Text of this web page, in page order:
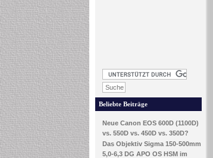
Beliebte Beiträge
Neue Canon EOS 600D (1100D)
vs. 550D vs. 450D vs. 350D?
Das Objektiv Sigma 150-500mm
5,0-6,3 DG APO OS HSM im